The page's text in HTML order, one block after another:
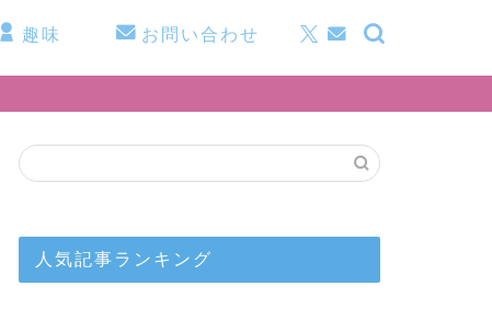
趣味 お問い合わせ
人気記事ランキング